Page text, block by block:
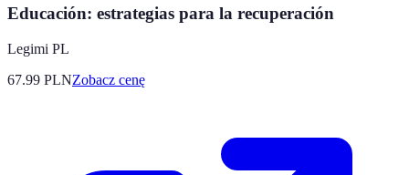
Educación: estrategias para la recuperación
Legimi PL
67.99 PLNZobacz cenę